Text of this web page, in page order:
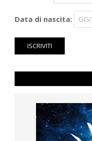
Data di nascita: